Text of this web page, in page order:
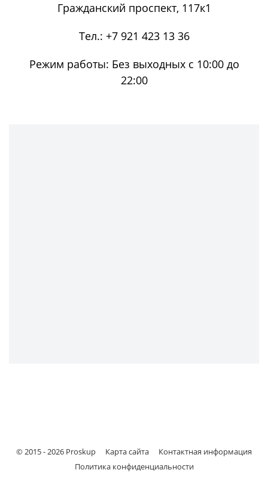
Гражданский проспект, 117к1
Тел.: +7 921 423 13 36
Режим работы: Без выходных с 10:00 до
22:00
© 2015 -2026 Proskup Карта сайта
Контактная информация
Политика конфиденциальности